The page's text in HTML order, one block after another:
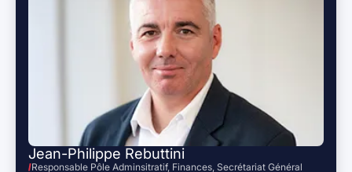
Jean-Philippe Rebuttini
Responsable Pôle Adminsitratif, Finances, Secrétariat Général